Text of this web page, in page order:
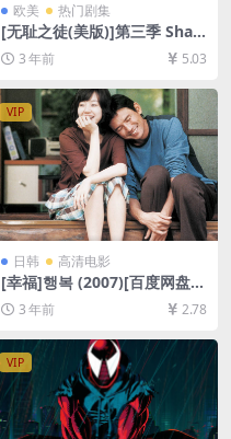
欧美 热门剧集
[无耻之徒(美版)]第三季 Sha
meless Season 3 (2013)[百
度网盘+夸克网盘1080P超清
未删减资源][网盘在线播放/下
载][MP4/41GB][中英字幕]
3 年前 5.03
VIP
日韩 高清电影
[幸福]행복 (2007)[百度网盘
+迅雷云盘资源1080P超清未
删减][MP4/5.5GB][韩语中字]
3 年前 2.78
VIP